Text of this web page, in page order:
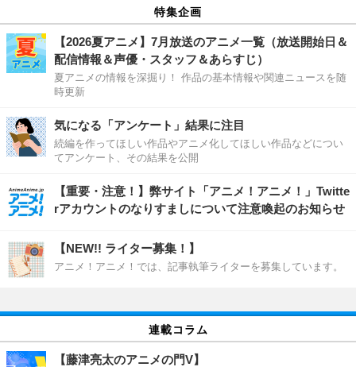
特集企画
【2026夏アニメ】7月放送のアニメ一覧（放送開始日＆
配信情報＆声優・スタッフ＆あらすじ）
夏アニメの情報を深掘り！ 作品の基本情報や関連ニュースを随
時更新
気になる「アンケート」結果に注目
続編を作ってほしい作品やアニメ化してほしい作品などについ
てアンケート、その結果を公開
【重要・注意！】弊サイト「アニメ！アニメ！」Twitte
rアカウントのなりすましについて注意喚起のお知らせ
【NEW!! ライター募集！】
アニメ！アニメ！では、記事執筆ライターを募集しています。
連載コラム
【藤津亮太のアニメの門V】